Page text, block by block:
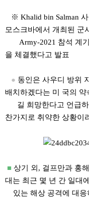
※ Khalid bin Salman
모스크바에서 개최된 군
Army-2021 참석 계기,
을 체결했다고 발표
● 동인은 사우디 방위
배치하겠다는 미 국의 약
길 희망한다고 언급하
찬가지로 취약한 상황이
■ 상기 외, 걸프만과 홍
대는 최근 몇 년 간 일대
있는 해상 공격에 대응